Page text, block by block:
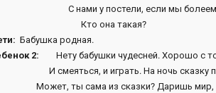
нами у постели, если мы
она такая?
Бабушка родная.
2:
Нету бабушки чудесней. Хорошо с
смеяться, и играть. На ночь сказку
ты сама из сказки? Даришь мир,